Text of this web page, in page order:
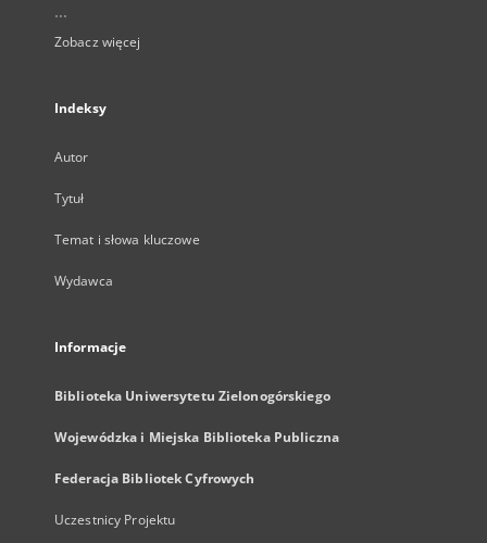
...
Zobacz więcej
Indeksy
Autor
Tytuł
Temat i słowa kluczowe
Wydawca
Informacje
Biblioteka Uniwersytetu Zielonogórskiego
Wojewódzka i Miejska Biblioteka Publiczna
Federacja Bibliotek Cyfrowych
Uczestnicy Projektu